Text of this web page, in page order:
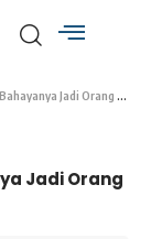
Tua Toxic Bagi Perkembangan Anak
Jadi Orang